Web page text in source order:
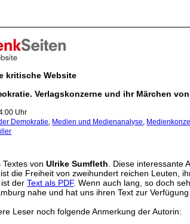
kritische Website
Verlagskonzerne und ihr Märchen
Uhr
Demokratie, Medien und Medienanalyse,
Textes vonUlrike Sumfleth . Diese
die Freiheit von zweihundert reichen Leuten,
ist derText als PDF. Wenn auch lang, so doch
nahe und hat uns ihren Text zur
Leser noch folgende Anmerkung der Autorin: